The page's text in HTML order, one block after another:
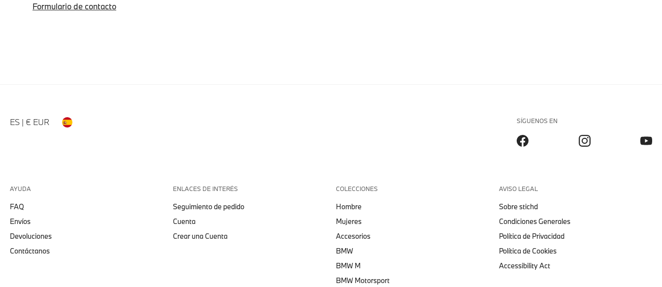
Formulario de contacto
ES | € EUR SÍGUENOS EN
AYUDA
FAQ
Envíos
Devoluciones
Contáctanos
ENLACES DE INTERÉS
Seguimiento de pedido
Cuenta
Crear una Cuenta
COLECCIONES
Hombre
Mujeres
Accesorios
BMW
BMW M
BMW Motorsport
AVISO LEGAL
Sobre stichd
Condiciones Generales
Política de Privacidad
Política de Cookies
Accessibility Act